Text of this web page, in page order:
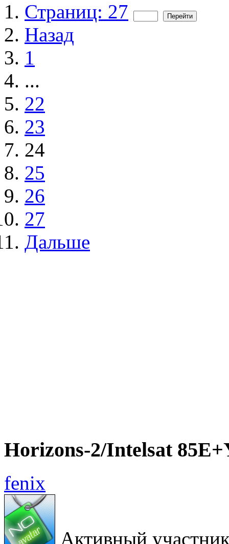
Страниц: 27
Назад
1
...
22
23
24
25
26
27
Дальше
Horizons-2/Intelsat
fenix
Активный